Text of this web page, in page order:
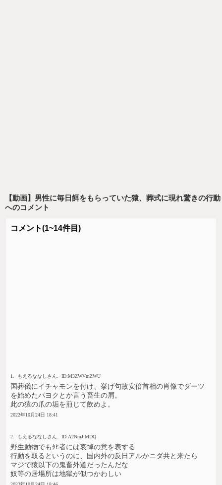
【動画】男性に毎日餌をもらっていた猿、葬式に現れ驚きの行動
へのコメント
コメント(1~14件目)
1. もえるななしさん. ID:M3ZWVmZWU
国葬儀にイチャモンを付け、挙げ句故安倍首相の肖像でダーツ
を始めたパヨクとか言う畜生の屑。
此の猿の爪の垢を煎じて飲めよ。
2022年10月24日 18:41
2. もえるななしさん. ID:A2NmJiMDQ
野生動物でもﾀﾋ者には哀悼の意を表する
行動を取るというのに、国内外の反日アルかニダ共と来たら
マジで猿以下の鬼畜外道だったんだな
奴等の居場所は地獄が似つかわしい